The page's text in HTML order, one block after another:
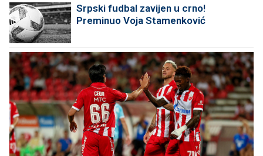
Srpski fudbal zavijen u crno!
Preminuo Voja Stamenković